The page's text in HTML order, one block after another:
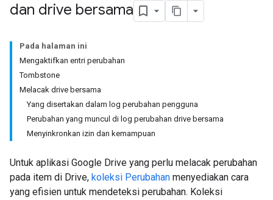
dan drive bersama
Pada halaman ini
Mengaktifkan entri perubahan
Tombstone
Melacak drive bersama
Yang disertakan dalam log perubahan pengguna
Perubahan yang muncul di log perubahan drive bersama
Menyinkronkan izin dan kemampuan
Untuk aplikasi Google Drive yang perlu melacak perubahan
pada item di Drive, koleksi Perubahan menyediakan cara
yang efisien untuk mendeteksi perubahan. Koleksi